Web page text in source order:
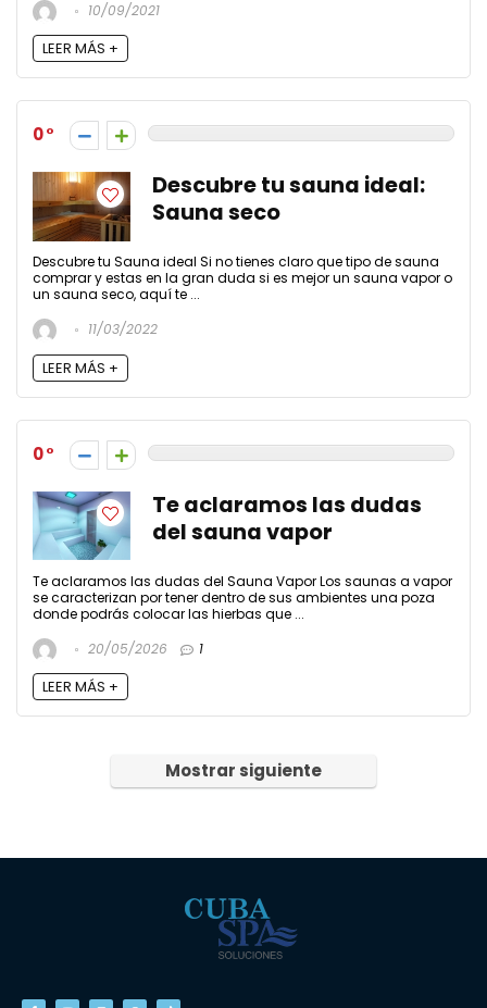
10/09/2021
LEER MÁS +
0
Descubre tu sauna ideal:
Sauna seco
Descubre tu Sauna ideal Si no tienes claro que tipo de sauna
comprar y estas en la gran duda si es mejor un sauna vapor o
un sauna seco, aquí te ...
11/03/2022
LEER MÁS +
0
Te aclaramos las dudas
del sauna vapor
Te aclaramos las dudas del Sauna Vapor Los saunas a vapor
se caracterizan por tener dentro de sus ambientes una poza
donde podrás colocar las hierbas que ...
20/05/2026
1
LEER MÁS +
Mostrar siguiente